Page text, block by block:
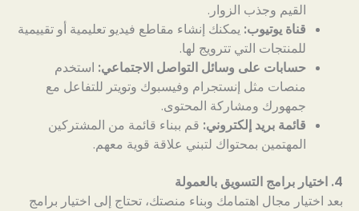
القيم وجذب الزوار.
قناة يوتيوب: يمكنك إنشاء مقاطع فيديو تعليمية أو تقييمية
للمنتجات التي تترويج لها.
حسابات على وسائل التواصل الاجتماعي: استخدم
منصات مثل إنستجرام وفيسبوك وتويتر للتفاعل مع
جمهورك ومشاركة المحتوى.
قائمة بريد إلكتروني: قم ببناء قائمة من المشتركين
المهتمين بمحتواك لتبني علاقة قوية معهم.
4. اختيار برامج التسويق بالعمولة
بعد اختيار مجال اهتمامك وبناء منصتك، تحتاج إلى اختيار برامج